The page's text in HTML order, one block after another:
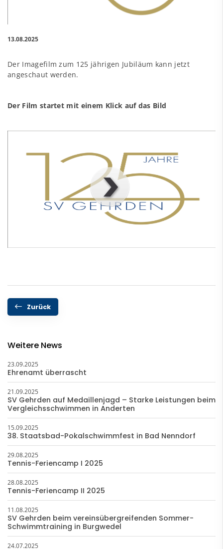
13.08.2025
Der Imagefilm zum 125 jährigen Jubiläum kann jetzt
angeschaut werden.
Der Film startet mit einem Klick auf das Bild
Zurück
Weitere News
23.09.2025
Ehrenamt überrascht
21.09.2025
SV Gehrden auf Medaillenjagd – Starke Leistungen beim
Vergleichsschwimmen in Anderten
15.09.2025
38. Staatsbad-Pokalschwimmfest in Bad Nenndorf
29.08.2025
Tennis-Feriencamp I 2025
28.08.2025
Tennis-Feriencamp II 2025
11.08.2025
SV Gehrden beim vereinsübergreifenden Sommer-
Schwimmtraining in Burgwedel
24.07.2025